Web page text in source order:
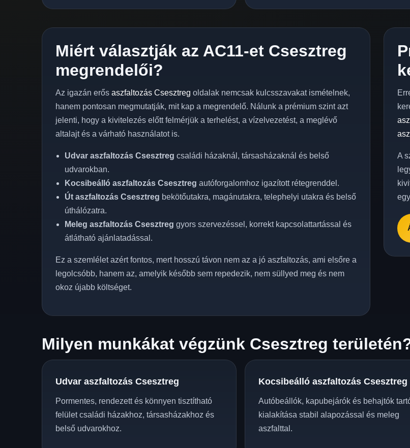
Miért választják az AC11-et Csesztreg
megrendelői?
Az igazán erős aszfaltozás Csesztreg oldalak nemcsak kulcsszavakat ismételnek,
hanem pontosan megmutatják, mit kap a megrendelő. Nálunk a prémium szint azt
jelenti, hogy a kivitelezés előtt felmérjük a terhelést, a vízelvezetést, a meglévő
altalajt és a várható használatot is.
Udvar aszfaltozás Csesztreg családi házaknál, társasházaknál és belső
udvarokban.
Kocsibeálló aszfaltozás Csesztreg autóforgalomhoz igazított rétegrenddel.
Út aszfaltozás Csesztreg bekötőutakra, magánutakra, telephelyi utakra és belső
úthálózatra.
Meleg aszfaltozás Csesztreg gyors szervezéssel, korrekt kapcsolattartással és
átlátható ajánlatadással.
Ez a szemlélet azért fontos, mert hosszú távon nem az a jó aszfaltozás, ami elsőre a
legolcsóbb, hanem az, amelyik később sem repedezik, nem süllyed meg és nem
okoz újabb költséget.
A
Milyen munkákat végzünk Csesztreg
Udvar aszfaltozás Csesztreg
Pormentes, rendezett és könnyen tisztítható
felület családi házakhoz, társasházakhoz és
belső udvarokhoz.
Kocsibeálló aszfaltozás Csesztreg
Autóbeállók, kapubejárók és behajtók
kialakítása stabil alapozással és meleg
aszfalttal.